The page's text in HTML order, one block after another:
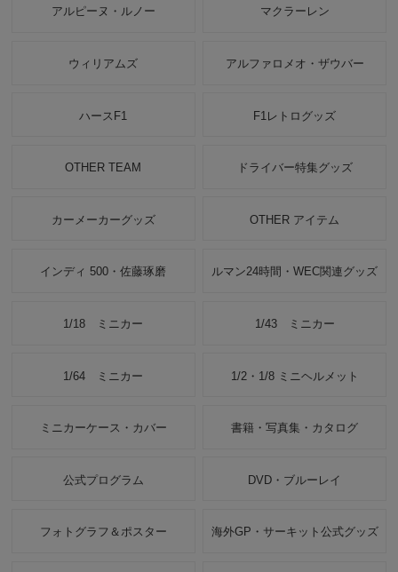
アルピーヌ・ルノー マクラーレン
ウィリアムズ アルファロメオ・ザウバー
ハースF1 F1レトログッズ
OTHER TEAM ドライバー特集グッズ
カーメーカーグッズ OTHER アイテム
インディ 500・佐藤琢磨 ルマン24時間・WEC関連グッズ
1/18 ミニカー 1/43 ミニカー
1/64 ミニカー 1/2・1/8 ミニヘルメット
ミニカーケース・カバー 書籍・写真集・カタログ
公式プログラム DVD・ブルーレイ
フォトグラフ＆ポスター 海外GP・サーキット公式グッズ